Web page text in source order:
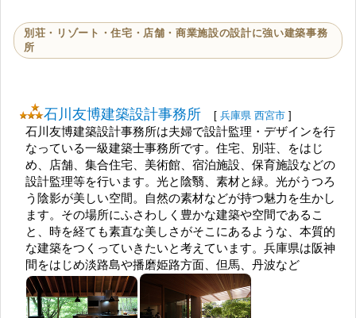
別荘・リゾート・住宅・店舗・商業施設の設計に強い建築事務
所
石川友博建築設計事務所 [ 兵庫県 西宮市 ]
石川友博建築設計事務所は夫婦で設計監理・デザインを行
なっている一級建築士事務所です。住宅、別荘、をはじ
め、店舗、集合住宅、美術館、宿泊施設、保育施設などの
設計監理等を行います。光と陰翳、素材と緑。光がうつろ
う陰影が美しい空間。自然の素材などが持つ魅力を生かし
ます。その場所にふさわしく豊かな建築や空間であるこ
と、時を経ても素直な美しさがそこにあるような、本質的
な建築をつくっていきたいと考えています。兵庫県は阪神
間をはじめ淡路島や播磨姫路方面、但馬、丹波など